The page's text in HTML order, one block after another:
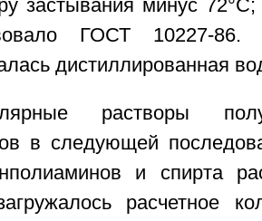
застывания минус
ГОСТ 10227-
дистиллированная
растворы
в следующей
и спирта
расчетное